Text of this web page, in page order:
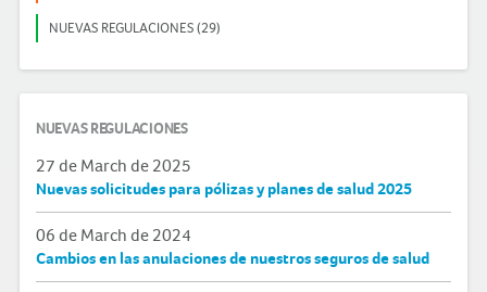
NUEVAS REGULACIONES (29)
NUEVAS REGULACIONES
27 de March de 2025
Nuevas solicitudes para pólizas y planes de salud 2025
06 de March de 2024
Cambios en las anulaciones de nuestros seguros de salud